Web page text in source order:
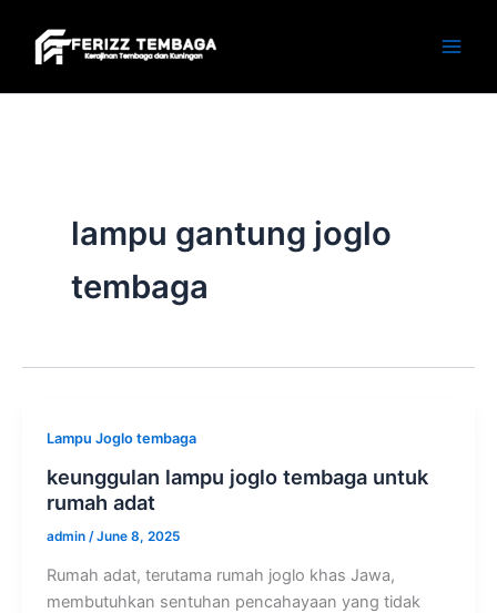
content
lampu gantung joglo
tembaga
Lampu Joglo tembaga
keunggulan lampu joglo tembaga untuk
rumah adat
admin /June 8, 2025
Rumah adat, terutama rumah joglo khas Jawa,
membutuhkan sentuhan pencahayaan yang tidak